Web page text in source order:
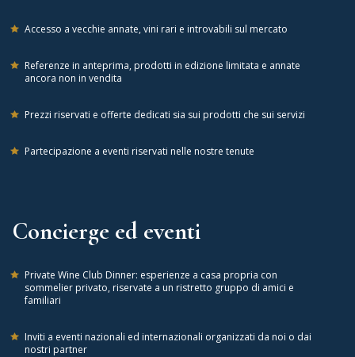
Accesso a vecchie annate, vini rari e introvabili sul mercato
Referenze in anteprima, prodotti in edizione limitata e annate
ancora non in vendita
Prezzi riservati e offerte dedicati sia sui prodotti che sui servizi
Partecipazione a eventi riservati nelle nostre tenute
Concierge ed eventi
Private Wine Club Dinner: esperienze a casa propria con
sommelier privato, riservate a un ristretto gruppo di amici e
familiari
Inviti a eventi nazionali ed internazionali organizzati da noi o dai
nostri partner